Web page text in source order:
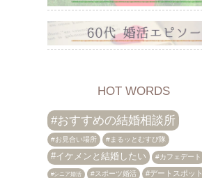
HOT WORDS
おすすめの結婚相談所
お見合い場所 まるッとむすび隊
イケメンと結婚したい カフェデート
シニア婚活 スポーツ婚活 デートスポット